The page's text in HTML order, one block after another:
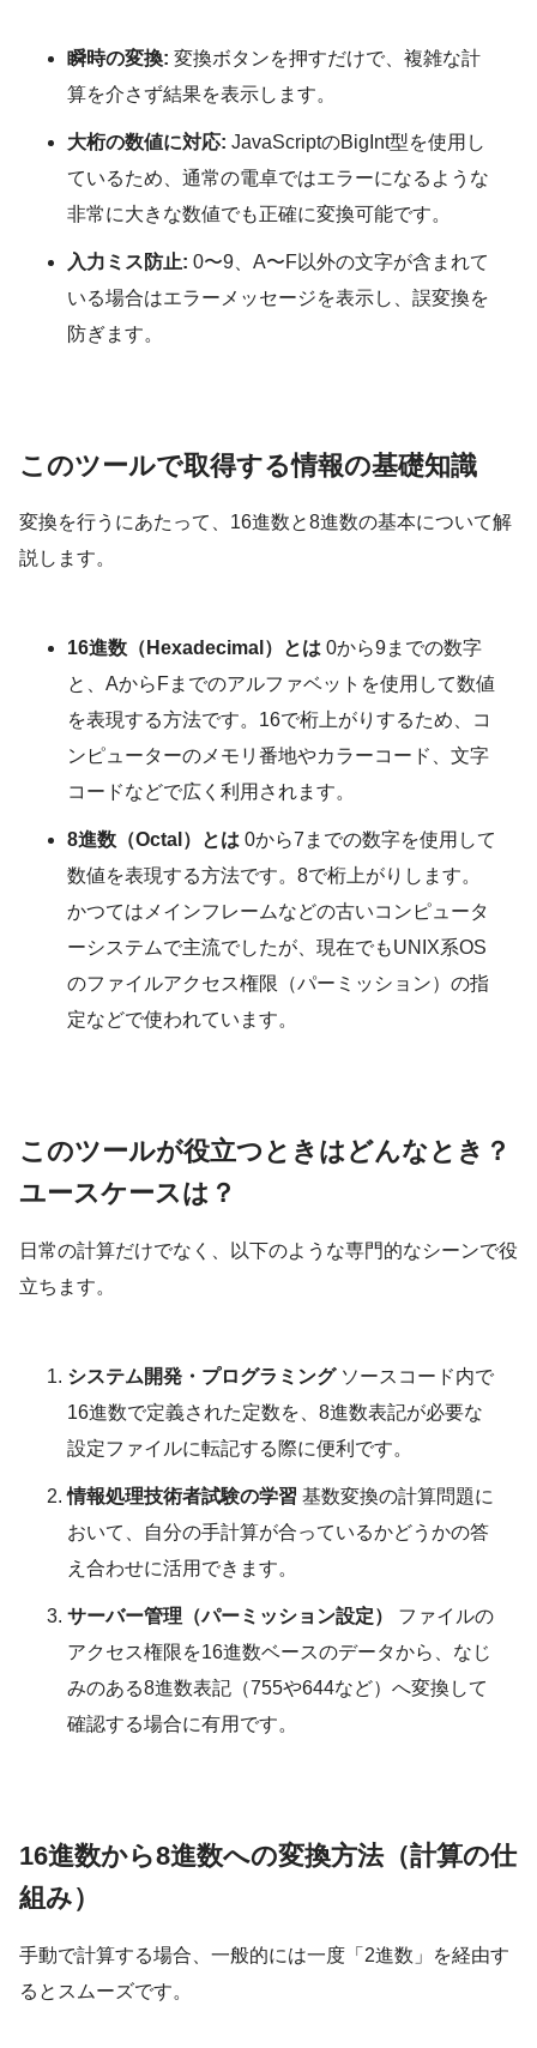
瞬時の変換: 変換ボタンを押すだけで、複雑な計
算を介さず結果を表示します。
大桁の数値に対応: JavaScriptのBigInt型を使用し
ているため、通常の電卓ではエラーになるような
非常に大きな数値でも正確に変換可能です。
入力ミス防止: 0〜9、A〜F以外の文字が含まれて
いる場合はエラーメッセージを表示し、誤変換を
防ぎます。
このツールで取得する情報の基礎知識
変換を行うにあたって、16進数と8進数の基本について解
説します。
16進数（Hexadecimal）とは 0から9までの数字
と、AからFまでのアルファベットを使用して数値
を表現する方法です。16で桁上がりするため、コ
ンピューターのメモリ番地やカラーコード、文字
コードなどで広く利用されます。
8進数（Octal）とは 0から7までの数字を使用して
数値を表現する方法です。8で桁上がりします。
かつてはメインフレームなどの古いコンピュータ
ーシステムで主流でしたが、現在でもUNIX系OS
のファイルアクセス権限（パーミッション）の指
定などで使われています。
このツールが役立つときはどんなとき？
ユースケースは？
日常の計算だけでなく、以下のような専門的なシーンで役
立ちます。
システム開発・プログラミングソースコード内で
16進数で定義された定数を、8進数表記が必要な
設定ファイルに転記する際に便利です。
情報処理技術者試験の学習 基数変換の計算問題に
おいて、自分の手計算が合っているかどうかの答
え合わせに活用できます。
サーバー管理（パーミッション設定）
ファイルの
アクセス権限を16進数ベースのデータから、なじ
みのある8進数表記（755や644など）へ変換して
確認する場合に有用です。
16進数から8進数への変換方法（計算の仕
組み）
手動で計算する場合、一般的には一度「2進数」を経由す
るとスムーズです。